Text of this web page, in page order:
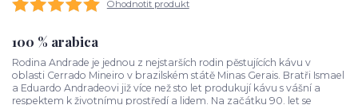
Ohodnotit produkt
100 % arabica
Rodina Andrade je jednou z nejstarších rodin pěstujících kávu v
oblasti Cerrado Mineiro v brazilském státě Minas Gerais. Bratři Ismael
a Eduardo Andradeovi již více než sto let produkují kávu s vášní a
respektem k životnímu prostředí a lidem. Na začátku 90. let se